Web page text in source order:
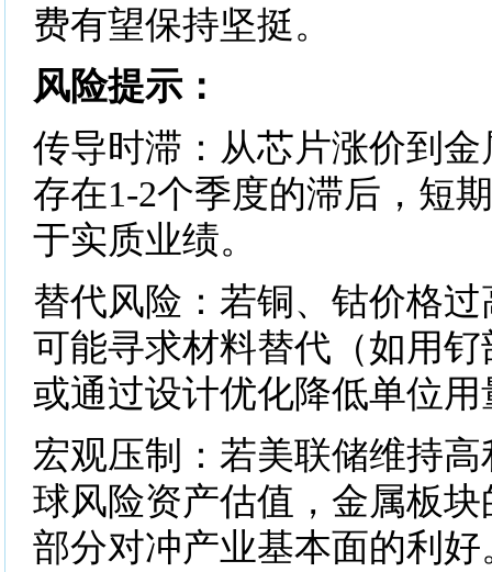
费有望保持坚挺。
风险提示：
传导时滞：从芯片涨价到
存在1-2个季度的滞后，短
于实质业绩。
替代风险：若铜、钴价格
可能寻求材料替代（如用
或通过设计优化降低单位用
宏观压制：若美联储维持
球风险资产估值，金属板
部分对冲产业基本面的利好